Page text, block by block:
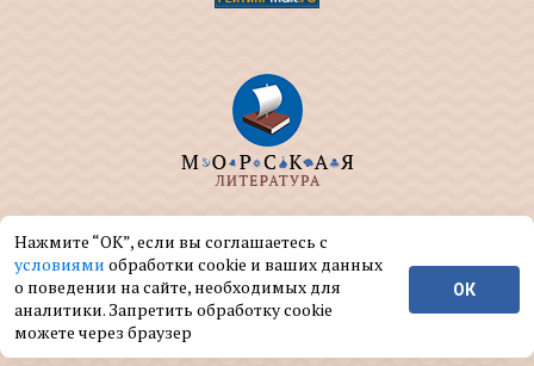
ООО "МОРКНИГА" занимается изданием и
реализацией книг на морскую тематику.
© ООО "МОРКНИГА", 2004 — 2026 г.
Нажмите “ОК”, если вы соглашаетесь с
условиями обработки cookie и ваших данных
о поведении на сайте, необходимых для
аналитики. Запретить обработку cookie
можете через браузер
ОК